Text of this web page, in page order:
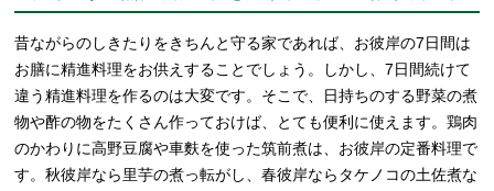
昔ながらのしきたりをきちんと守る家であれば、お彼岸の7日間は
お膳に精進料理をお供えすることでしょう。しかし、7日間続けて
違う精進料理を作るのは大変です。そこで、日持ちのする野菜の煮
物や酢の物をたくさん作っておけば、とても便利に使えます。鶏肉
のかわりに高野豆腐や車麩を使った筑前煮は、お彼岸の定番料理で
す。秋彼岸なら里芋の煮っ転がし、春彼岸ならタケノコの土佐煮な